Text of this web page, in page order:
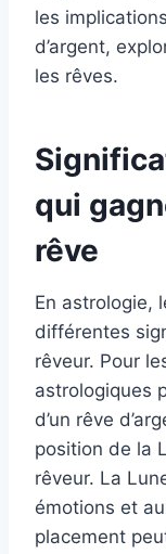
les
d’argent,
les rêves.
qui
rêve
En astrologie,
différentes
rêveur. Pour
astrologiques
d’un rêve
position de la
rêveur. La
émotions et
placement